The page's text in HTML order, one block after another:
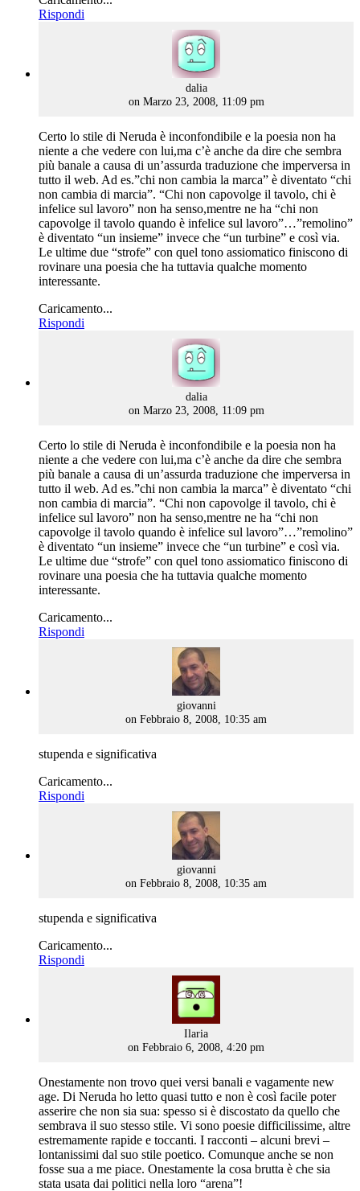
Rispondi
daliasays:
on Marzo 23, 2008, 11:09 pm
Certo lo stile di Neruda è inconfondibile e la poesia non ha
niente a che vedere con lui,ma c’è anche da dire che sembra
più banale a causa di un’assurda traduzione che imperversa in
tutto il web. Ad es.”chi non cambia la marca” è diventato “chi
non cambia di marcia”. “Chi non capovolge il tavolo, chi è
infelice sul lavoro” non ha senso,mentre ne ha “chi non
capovolge il tavolo quando è infelice sul lavoro”…”remolino”
è diventato “un insieme” invece che “un turbine” e così via.
Le ultime due “strofe” con quel tono assiomatico finiscono di
rovinare una poesia che ha tuttavia qualche momento
interessante.
Caricamento...
Rispondi
daliasays:
on Marzo 23, 2008, 11:09 pm
Certo lo stile di Neruda è inconfondibile e la poesia non ha
niente a che vedere con lui,ma c’è anche da dire che sembra
più banale a causa di un’assurda traduzione che imperversa in
tutto il web. Ad es.”chi non cambia la marca” è diventato “chi
non cambia di marcia”. “Chi non capovolge il tavolo, chi è
infelice sul lavoro” non ha senso,mentre ne ha “chi non
capovolge il tavolo quando è infelice sul lavoro”…”remolino”
è diventato “un insieme” invece che “un turbine” e così via.
Le ultime due “strofe” con quel tono assiomatico finiscono di
rovinare una poesia che ha tuttavia qualche momento
interessante.
Caricamento...
Rispondi
giovannisays:
on Febbraio 8, 2008, 10:35 am
stupenda e significativa
Caricamento...
Rispondi
giovannisays:
on Febbraio 8, 2008, 10:35 am
stupenda e significativa
Caricamento...
Rispondi
Ilariasays:
on Febbraio 6, 2008, 4:20 pm
Onestamente non trovo quei versi banali e vagamente new
age. Di Neruda ho letto quasi tutto e non è così facile poter
asserire che non sia sua: spesso si è discostato da quello che
sembrava il suo stesso stile. Vi sono poesie difficilissime, altre
estremamente rapide e toccanti. I racconti – alcuni brevi –
lontanissimi dal suo stile poetico. Comunque anche se non
fosse sua a me piace. Onestamente la cosa brutta è che sia
stata usata dai politici nella loro “arena”!